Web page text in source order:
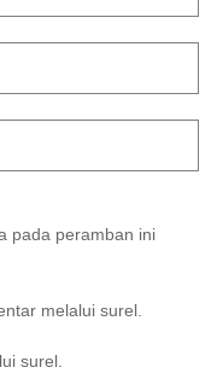
pada peramban ini
melalui surel.
surel.